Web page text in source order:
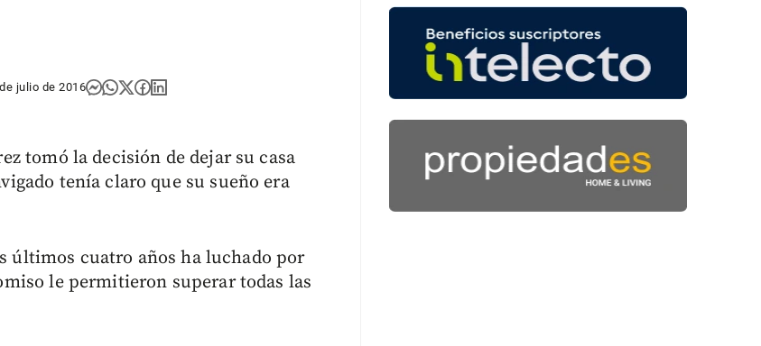
julio de 2016
tomó la decisión de dejar su casa
tenía claro que su sueño era
últimos cuatro años ha luchado por
le permitieron superar todas las